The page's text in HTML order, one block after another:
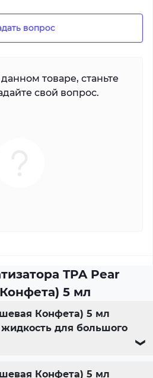
вопрос
товаре, станьте
свой вопрос.
TPA Pear
5 мл
Конфета) 5 мл
для большого
❯
Конфета) 5 мл